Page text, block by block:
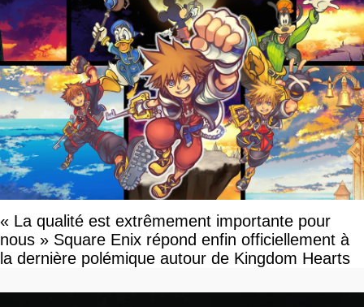
« La qualité est extrêmement importante pour
nous » Square Enix répond enfin officiellement à
la dernière polémique autour de Kingdom Hearts